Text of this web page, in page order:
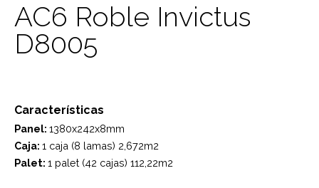
AC6 Roble Invictus
D8005
Características
Panel: 1380x242x8mm
Caja: 1 caja (8 lamas) 2,672m2
Palet: 1 palet (42 cajas) 112,22m2